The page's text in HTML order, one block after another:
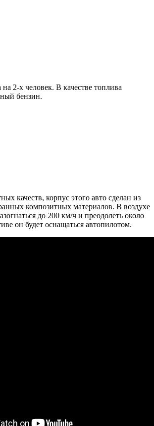
2-х человек. В качестве топлива
бензин.
качеств, корпус этого авто сделан из
композитных материалов. В воздухе
до 200 км/ч и преодолеть около
он будет оснащаться автопилотом.